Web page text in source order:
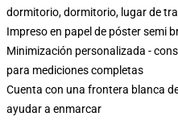
dormitorio, dormitorio, lugar de
Impreso en papel de póster semi
Minimización personalizada -
para mediciones completas
Cuenta con una frontera blanca
ayudar a enmarcar